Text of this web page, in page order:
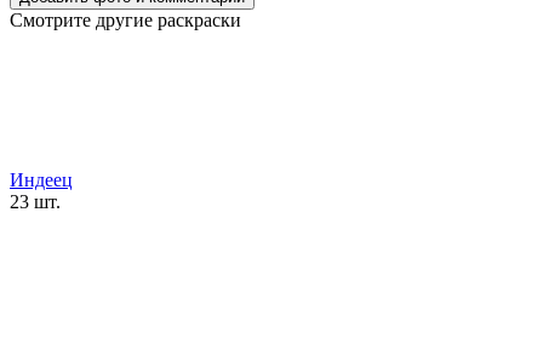
Смотрите другие раскраски
Индеец
23 шт.